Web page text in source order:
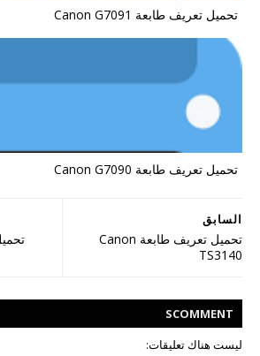
تحميل تعريف طابعة Canon G7091
تحميل تعريف طابعة Canon G7090
السابق
تحميل تعريف طابعة Canon
TS3140
COMMENT
S
ليست هناك تعليقات: